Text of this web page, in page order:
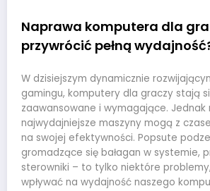
Naprawa komputera dla
przywrócić pełną
W dzisiejszym dynamicznie
gamingu, komputery dla graczy stają
zaawansowane i wymagające. Jednak
najwydajniejsze maszyny mogą z
na swojej efektywności. Popsute
gromadzące się bałagan w systemie,
sterowniki – to tylko niektóre
wpływać na wydajność naszego